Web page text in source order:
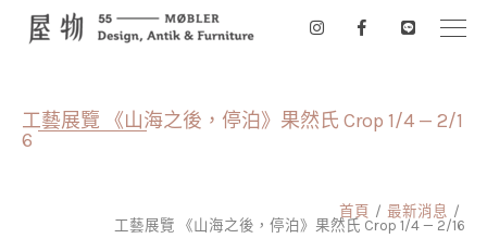
工藝展覽 《山海之後，停泊》果然氏 Crop 1/4 — 2/1
6
首頁
最新消息
工藝展覽 《山海之後，停泊》果然氏 Crop 1/4 — 2/16